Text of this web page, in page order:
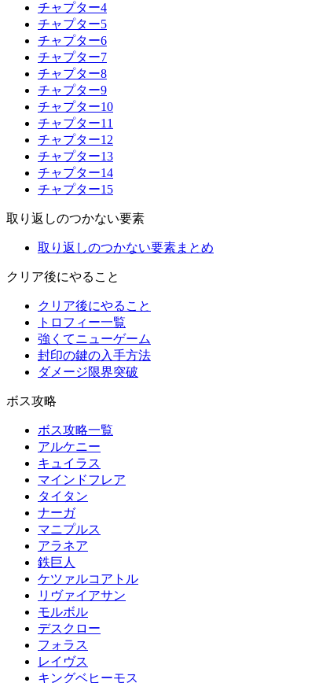
チャプター4
チャプター5
チャプター6
チャプター7
チャプター8
チャプター9
チャプター10
チャプター11
チャプター12
チャプター13
チャプター14
チャプター15
取り返しのつかない要素
取り返しのつかない要素まとめ
クリア後にやること
クリア後にやること
トロフィー一覧
強くてニューゲーム
封印の鍵の入手方法
ダメージ限界突破
ボス攻略
ボス攻略一覧
アルケニー
キュイラス
マインドフレア
タイタン
ナーガ
マニプルス
アラネア
鉄巨人
ケツァルコアトル
リヴァイアサン
モルボル
デスクロー
フォラス
レイヴス
キングベヒーモス